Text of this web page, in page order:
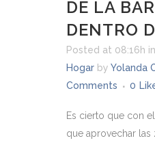
DE LA
DENTRO
Posted at 08:16h in
Hogar by Yolanda
Comments
0
Es cierto que con
que aprovechar las